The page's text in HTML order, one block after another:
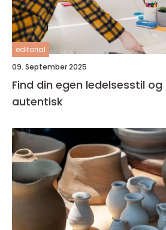
editorial
09. September 2025
Find din egen ledelsesstil
autentisk